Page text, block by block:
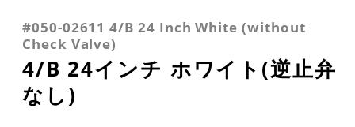
#050-02611 4/B 24 Inch White (without
Check Valve)
4/B 24インチ ホワイト(逆止弁
なし)